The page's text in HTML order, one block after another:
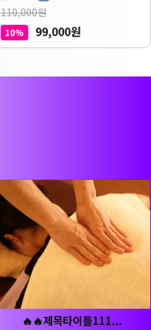
110,000원
10% 99,000원
🔥🔥제목타이틀111...